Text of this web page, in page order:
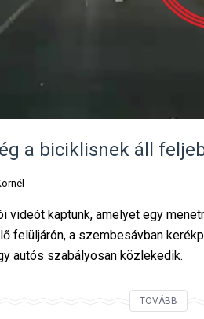
r
z
m
á
M
u
a biciklisnek áll
videót kaptunk, amelyet egy
felüljárón, a szembesávban
autós szabályosan közlekedik.
TOVÁBB